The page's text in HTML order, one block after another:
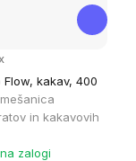
kakav, 400
in kakavovih
zalogi